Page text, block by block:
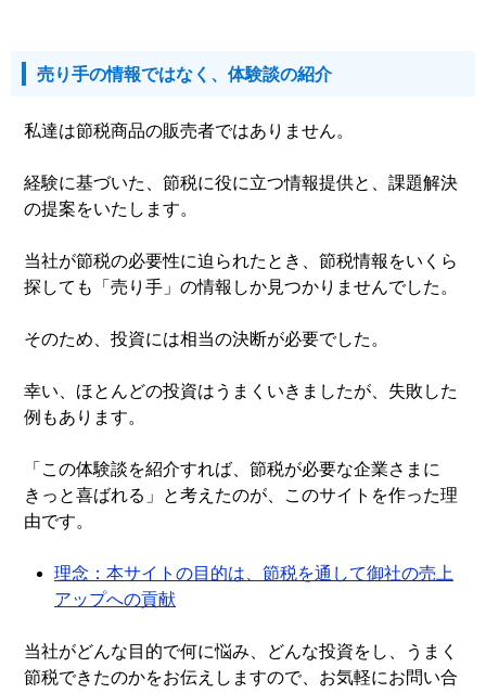
売り手の情報ではなく、体験談の紹介
私達は節税商品の販売者ではありません。
経験に基づいた、節税に役に立つ情報提供と、課題解決
の提案をいたします。
当社が節税の必要性に迫られたとき、節税情報をいくら
探しても「売り手」の情報しか見つかりませんでした。
そのため、投資には相当の決断が必要でした。
幸い、ほとんどの投資はうまくいきましたが、失敗した
例もあります。
「この体験談を紹介すれば、節税が必要な企業さまに
きっと喜ばれる」と考えたのが、このサイトを作った理
由です。
理念：本サイトの目的は、節税を通して御社の売上
アップへの貢献
当社がどんな目的で何に悩み、どんな投資をし、うまく
節税できたのかをお伝えしますので、お気軽にお問い合